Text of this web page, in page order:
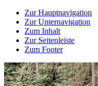
Zur Hauptnavigation
Zur Unternavigation
Zum Inhalt
Zur Seitenleiste
Zum Footer